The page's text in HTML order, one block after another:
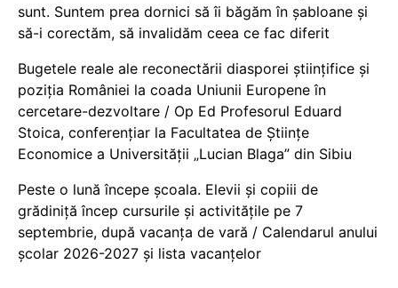
sunt. Suntem prea dornici să îi băgăm în șabloane și
să-i corectăm, să invalidăm ceea ce fac diferit
Bugetele reale ale reconectării diasporei științifice și
poziția României la coada Uniunii Europene în
cercetare-dezvoltare / Op Ed Profesorul Eduard
Stoica, conferențiar la Facultatea de Științe
Economice a Universității „Lucian Blaga” din Sibiu
Peste o lună începe școala. Elevii și copiii de
grădiniță încep cursurile și activitățile pe 7
septembrie, după vacanța de vară / Calendarul anului
școlar 2026-2027 și lista vacanțelor